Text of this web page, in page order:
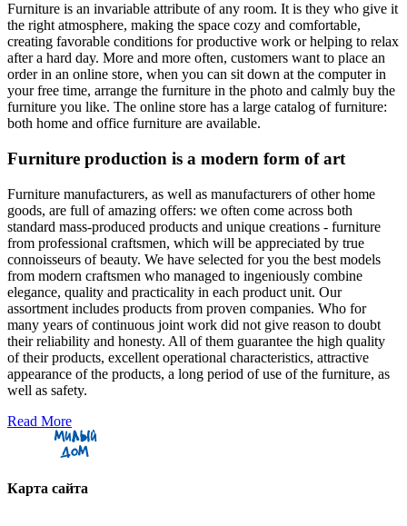
Furniture is an invariable attribute of any room. It is they who give it
the right atmosphere, making the space cozy and comfortable,
creating favorable conditions for productive work or helping to relax
after a hard day. More and more often, customers want to place an
order in an online store, when you can sit down at the computer in
your free time, arrange the furniture in the photo and calmly buy the
furniture you like. The online store has a large catalog of furniture:
both home and office furniture are available.
Furniture production is a modern form of art
Furniture manufacturers, as well as manufacturers of other home
goods, are full of amazing offers: we often come across both
standard mass-produced products and unique creations - furniture
from professional craftsmen, which will be appreciated by true
connoisseurs of beauty. We have selected for you the best models
from modern craftsmen who managed to ingeniously combine
elegance, quality and practicality in each product unit. Our
assortment includes products from proven companies. Who for
many years of continuous joint work did not give reason to doubt
their reliability and honesty. All of them guarantee the high quality
of their products, excellent operational characteristics, attractive
appearance of the products, a long period of use of the furniture, as
well as safety.
Read More
Карта сайта